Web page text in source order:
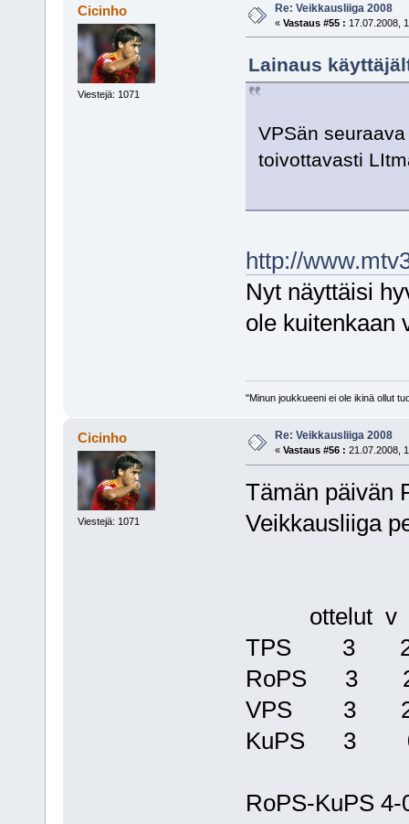
Cicinho
Viestejä: 1071
Re: Veikkausliiga 2008
« Vastaus #55 : 17.07.2008,
Lainaus
VPSän
toivottavasti
http://
Nyt näyttäisi
ole kuitenkaan
"Minun joukkueeni ei ole ikinä ollut
Cicinho
Viestejä: 1071
Re: Veikkausliiga 2008
« Vastaus #56 : 21.07.2008,
Tämän päivän
Veikkausliiga
ottelut v
TPS 3
RoPS
VPS 3
KuPS 3
RoPS-KuPS 4-